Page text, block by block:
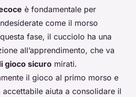
è fondamentale per
come il morso
fase, il cucciolo ha una
all’apprendimento, che va
gioco sicuro mirati.
il gioco al primo morso e
accettabile aiuta a consolidare il